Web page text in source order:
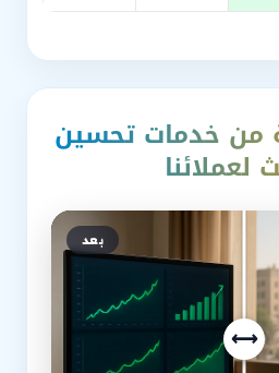
من خدمات تحسين
لعملائنا
⟷
بعد